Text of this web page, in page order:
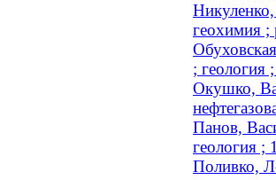
геохимия ;
; геология
Окушко,
Панов,
геология
Поливко,